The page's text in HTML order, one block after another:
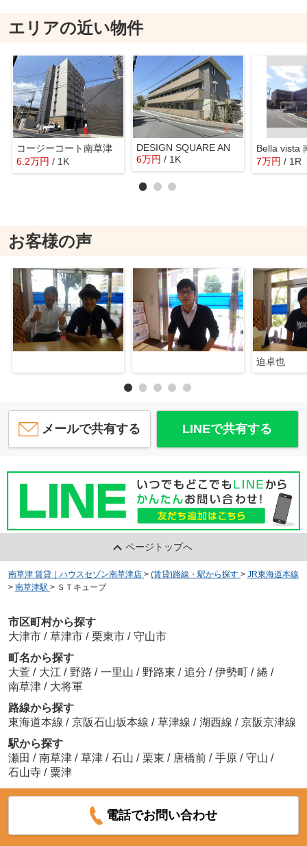
エリアの近い物件
コージーコート南草津
6.2万円 / 1K
DESIGN SQUARE AN
6万円 / 1K 7万円 / 1R
お客様の声
迫卓也
メールで共有する LINEで共有する
ページトップへ
南草津 賃貸｜ハウスセゾン南草津店 > (賃貸)路線・駅から探す > JR東海道本線
> 南草津駅 > ＳＴキューブ
市区町村から探す
大津市 / 草津市 / 栗東市 / 守山市
町名から探す
大萱 / 大江 / 野路 / 一里山 / 野路東 / 追分 / 伊勢町 / 綣 /
南草津 / 大将軍
路線から探す
東海道本線 / 京阪石山坂本線 / 草津線 / 湖西線 / 京阪京津線
駅から探す
瀬田 / 南草津 / 草津 / 石山 / 栗東 / 唐橋前 / 手原 / 守山 /
石山寺 / 粟津
電話でお問い合わせ